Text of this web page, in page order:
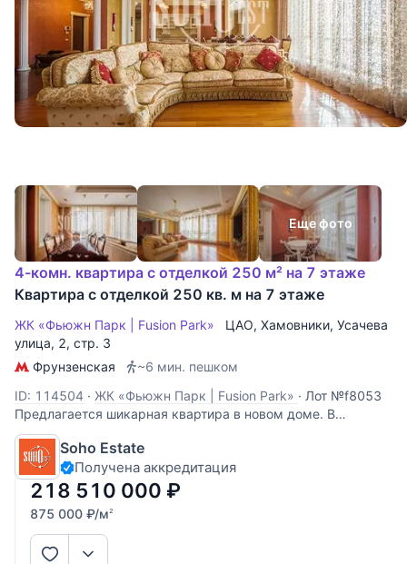
Еще фото
4-комн. квартира с отделкой 250 м² на 7 этаже
Квартира с отделкой 250 кв. м на 7 этаже
ЖК «Фьюжн Парк | Fusion Park» ЦАО, Хамовники, Усачева
улица, 2, стр. 3
Фрунзенская
~6 мин. пешком
ID: 114504 · ЖК «Фьюжн Парк | Fusion Park» · Лот №f8053
Предлагается шикарная квартира в новом доме. В
квартире выполнен ремонт в классическом стиле.
Функциональная планировка: гостиная - столовая - кухня,
кабинет, 2 спальни, 3 ванные комнаты. Вид на парк
Мандельштама. Машино-место в подземном
Soho Estate
Получена аккредитация
218 510 000 ₽
875 000 ₽/м2